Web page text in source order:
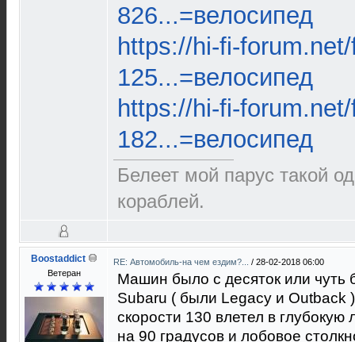
826...=велосипед
https://hi-fi-
125...=велосипед
https://hi-fi-
182...=велосипед
Белеет мой парус такой
кораблей.
Boostaddict
Ветеран
RE: Автомобиль-на чем ездим?... / 28-02-2018 06:00
Машин было с десяток или чуть
Subaru ( были Legacy и
скорости 130 влетел в
на 90 градусов и лобовое